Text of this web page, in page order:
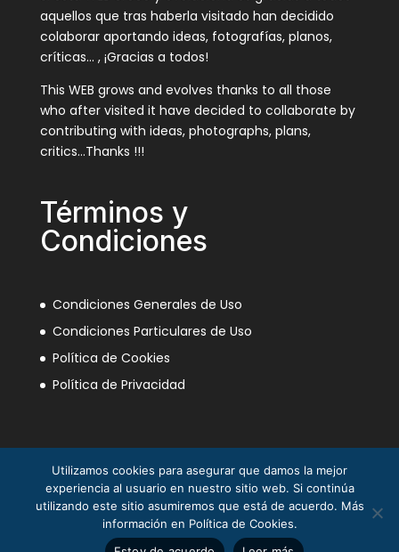
aquellos que tras haberla visitado han decidido
colaborar aportando ideas, fotografías, planos,
críticas… , ¡Gracias a todos!
This WEB grows and evolves thanks to all those
who after visited it have decided to collaborate by
contributing with ideas, photographs, plans,
critics…Thanks !!!
Términos y
Condiciones
Condiciones Generales de Uso
Condiciones Particulares de Uso
Política de Cookies
Política de Privacidad
La Mili en el Sáhara ® Juan Piqueras 2003-2013
Utilizamos cookies para asegurar que damos la mejor
experiencia al usuario en nuestro sitio web. Si continúa
utilizando este sitio asumiremos que está de acuerdo. Más
información en Política de Cookies.